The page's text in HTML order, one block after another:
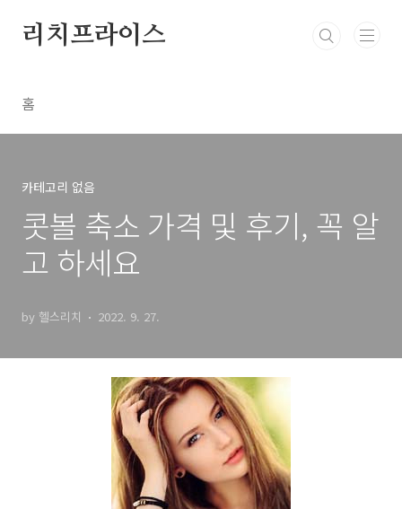
리치프라이스
홈
카테고리 없음
콧볼 축소 가격 및 후기, 꼭 알
고 하세요
by 헬스리치 2022. 9. 27.